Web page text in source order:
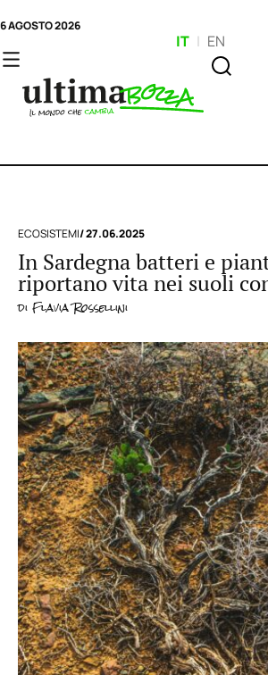
6 AGOSTO 2026
IT | EN
ECOSISTEMI/ 27.06.2025
In Sardegna batteri e
riportano vita nei suoli
di Flavia Rossellini